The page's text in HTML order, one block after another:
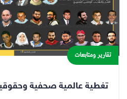
تقارير ومتابعات
تغطية عالمية صحفية